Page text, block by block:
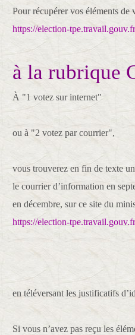
Pour récupérer vos éléments
https://election-
à la rubrique
À "1 votez sur internet"
ou à "2 votez par courrier",
vous trouverez en fin de texte
le courrier d’information en
en décembre, sur ce site du
https://election-
en téléversant les justificatifs
Si vous n’avez pas reçu les